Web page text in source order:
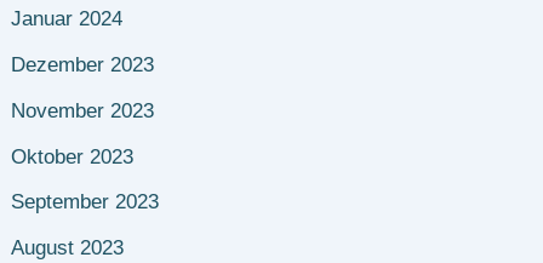
Januar 2024
Dezember 2023
November 2023
Oktober 2023
September 2023
August 2023